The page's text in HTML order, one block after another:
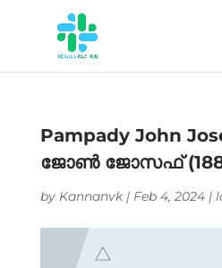
Pampady John
ജോൺ ജോസഫ്
by Kannanvk| Feb 4, 2024|